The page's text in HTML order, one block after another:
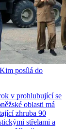
posílá do
v prohlubující se
oblasti má
zhruba 90
střelami a